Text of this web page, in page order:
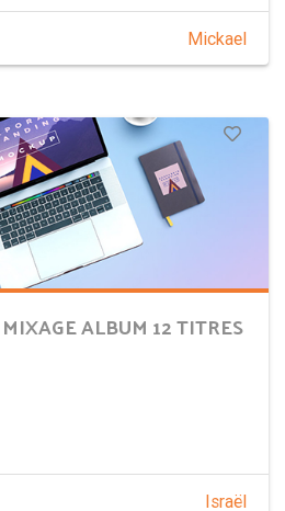
Mickael
ALBUM 12 TITRES
Israël